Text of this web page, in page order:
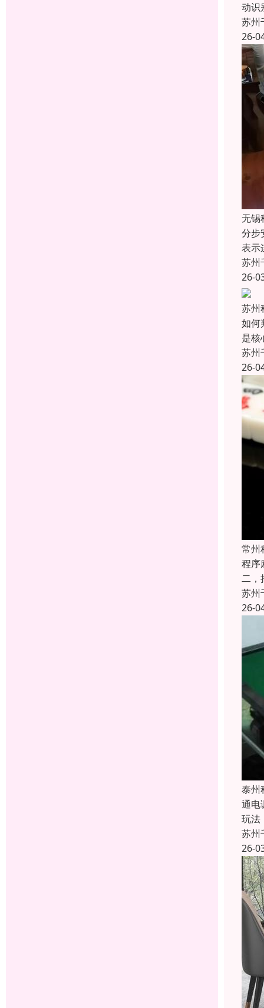
动识
苏州
26-
无锡
分步
表示
苏州
26-
苏州
如何
是‌核
苏州
26-
常州
程序
二，
苏州
26-
泰州
通电
玩法
苏州
26-